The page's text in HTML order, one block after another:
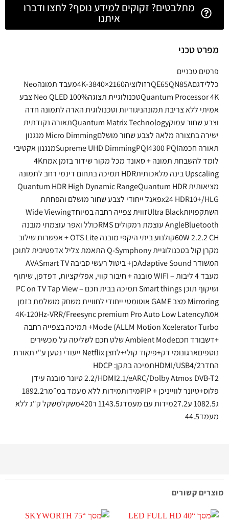
מתלבטים? זקוקים למידע נוסף? לחצו ודברו
איתנו
מפרט טכני
פרטים טכניים
כללידגםQE65QN85Aרזולוציה4K-3840×2160מעבד תמונהNeo
Quantum Processor 4Kטכנולוגיית תצוגהNeo QLED 100% צבע
אמיתי ללא צריבת תמונהניגודיות וטכנולוגית הארה לתמונה חדה
וצבע שחור עמוקQuantum Matrix Technologyתאורה נקודתית
ישירה בתצורה מלאה לצבע שחור מושלםMicro Dimming מנגנון
תאורה חכמהSupreme UHD DimmingPQI4300 PQIמנגנון אקטיבי
לומד להשבחת תמונה + סאונד מכל מקור שידור בזמן אמת4K
Upscaling בינה מלאכותיתHDR תמיכה בתחום דינמי רחב לתמונה
מציאותית Quantum HDR High Dynamic RangeQuantum HDR
x24 HDR10+/HLGפאנל ייחודי לצבע שחור מושלם והפחתת
השתקפויותUltra Blackזווית צפייה רחבה במיוחדWide Viewing
AngleBluetooth עוצמת רמקולים RMSכולל ואפר עוצמתי מובנה
60W 2.2.2 CHקולנוע ביתי היקפי מובנה OTS Lite + אפשרות שילוב
מקרן קול בטכנולוגיית Q-Symphony התאמת צליל אדפטיבית לתוכן
המשודר Adaptive Soundכן+ ביטול רעשי סביבה AVASmart TV
מעבד 4 ליבות – WIFI מובנה + חיבור קווי, אפליקציות, דפדפן, שיתוף
ושיקוף תוכן Smart things תמיכה בבית חכם PC on TV Tap View –
Mirroring מצב GAME אוטומטי ייחודי לחוויית משחק מושלמת בזמן
אמת4K-120Hz-VRR/Freesync premium Pro Auto Low Latency
Mode (ALLM Motion Xcelerator Turbo+ תמיכה בצפייה רחבה
+דשבורד חכםAmbient Mode שלט חכם לשליטה על מכשירים
נוספיםארגונומי דק+פיקוד קולי+לחצן Netflix ייעודי נטען ע"י תאורת
החדרHDMI/USB4/2תמיכה בתקן: HDCP
2.2/HDMI2.1/eARC/Dolby Atmos DVB-T2 טיונר מובנה עידן
פלוס+טיונר לווייניכן + PIPמידותמידות ללא מעמד במ״מר1892.2
ג1082.5 ע27.2מידות עם מעמדג1143.5 ר420משקלמשקל ק"ג ללא
מעמד44.5
מוצרים קשורים